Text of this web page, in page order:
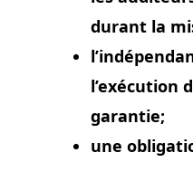
durant la
l’exécution
garantie;
une